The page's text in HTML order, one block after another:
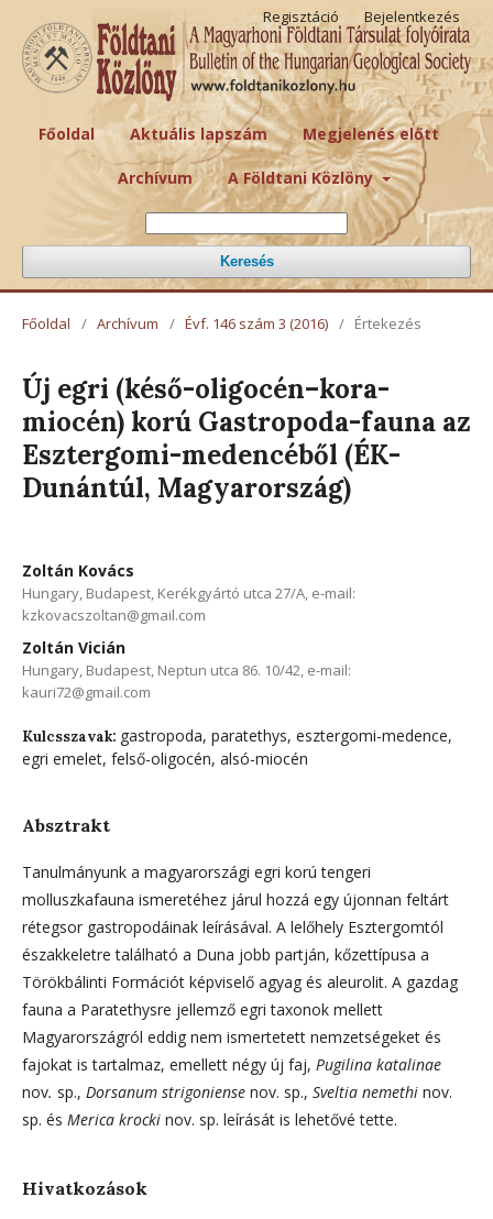
Főoldal Aktuális lapszám Megjelenés előtt
Archívum A Földtani Közlöny
Keresés
Regisztáció Bejelentkezés
Főoldal / Archívum / Évf. 146 szám 3 (2016) / Értekezés
Új egri (késő-oligocén–kora-
miocén) korú Gastropoda-fauna az
Esztergomi-medencéből (ÉK-
Dunántúl, Magyarország)
Zoltán Kovács
Hungary, Budapest, Kerékgyártó utca 27/A, e-mail:
kzkovacszoltan@gmail.com
Zoltán Vicián
Hungary, Budapest, Neptun utca 86. 10/42, e-mail:
kauri72@gmail.com
Kulcsszavak: gastropoda, paratethys, esztergomi-medence,
egri emelet, felső-oligocén, alsó-miocén
Absztrakt
Tanulmányunk a magyarországi egri korú tengeri
molluszkafauna ismeretéhez járul hozzá egy újonnan feltárt
rétegsor gastropodáinak leírásával. A lelőhely Esztergomtól
északkeletre található a Duna jobb partján, kőzettípusa a
Törökbálinti Formációt képviselő agyag és aleurolit. A gazdag
fauna a Paratethysre jellemző egri taxonok mellett
Magyarországról eddig nem ismertetett nemzetségeket és
fajokat is tartalmaz, emellett négy új faj, Pugilina katalinae
nov. sp., Dorsanum strigoniense nov. sp., Sveltia nemethi nov.
sp. és Merica krocki nov. sp. leírását is lehetővé tette.
Hivatkozások